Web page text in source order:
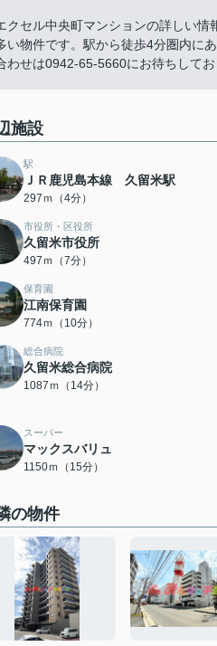
クセル中央町マンションの詳しい
い物件です。駅から徒歩4分圏内に
わせは0942-65-5660にお待ちしてお
施設
駅
ＪＲ鹿児島本線 久留米駅
297ｍ（4分）
市役所・区役所
久留米市役所
497ｍ（7分）
保育園
江南保育園
774ｍ（10分）
総合病院
久留米総合病院
1087ｍ（14分）
スーパー
マックスバリュ
1150ｍ（15分）
の物件